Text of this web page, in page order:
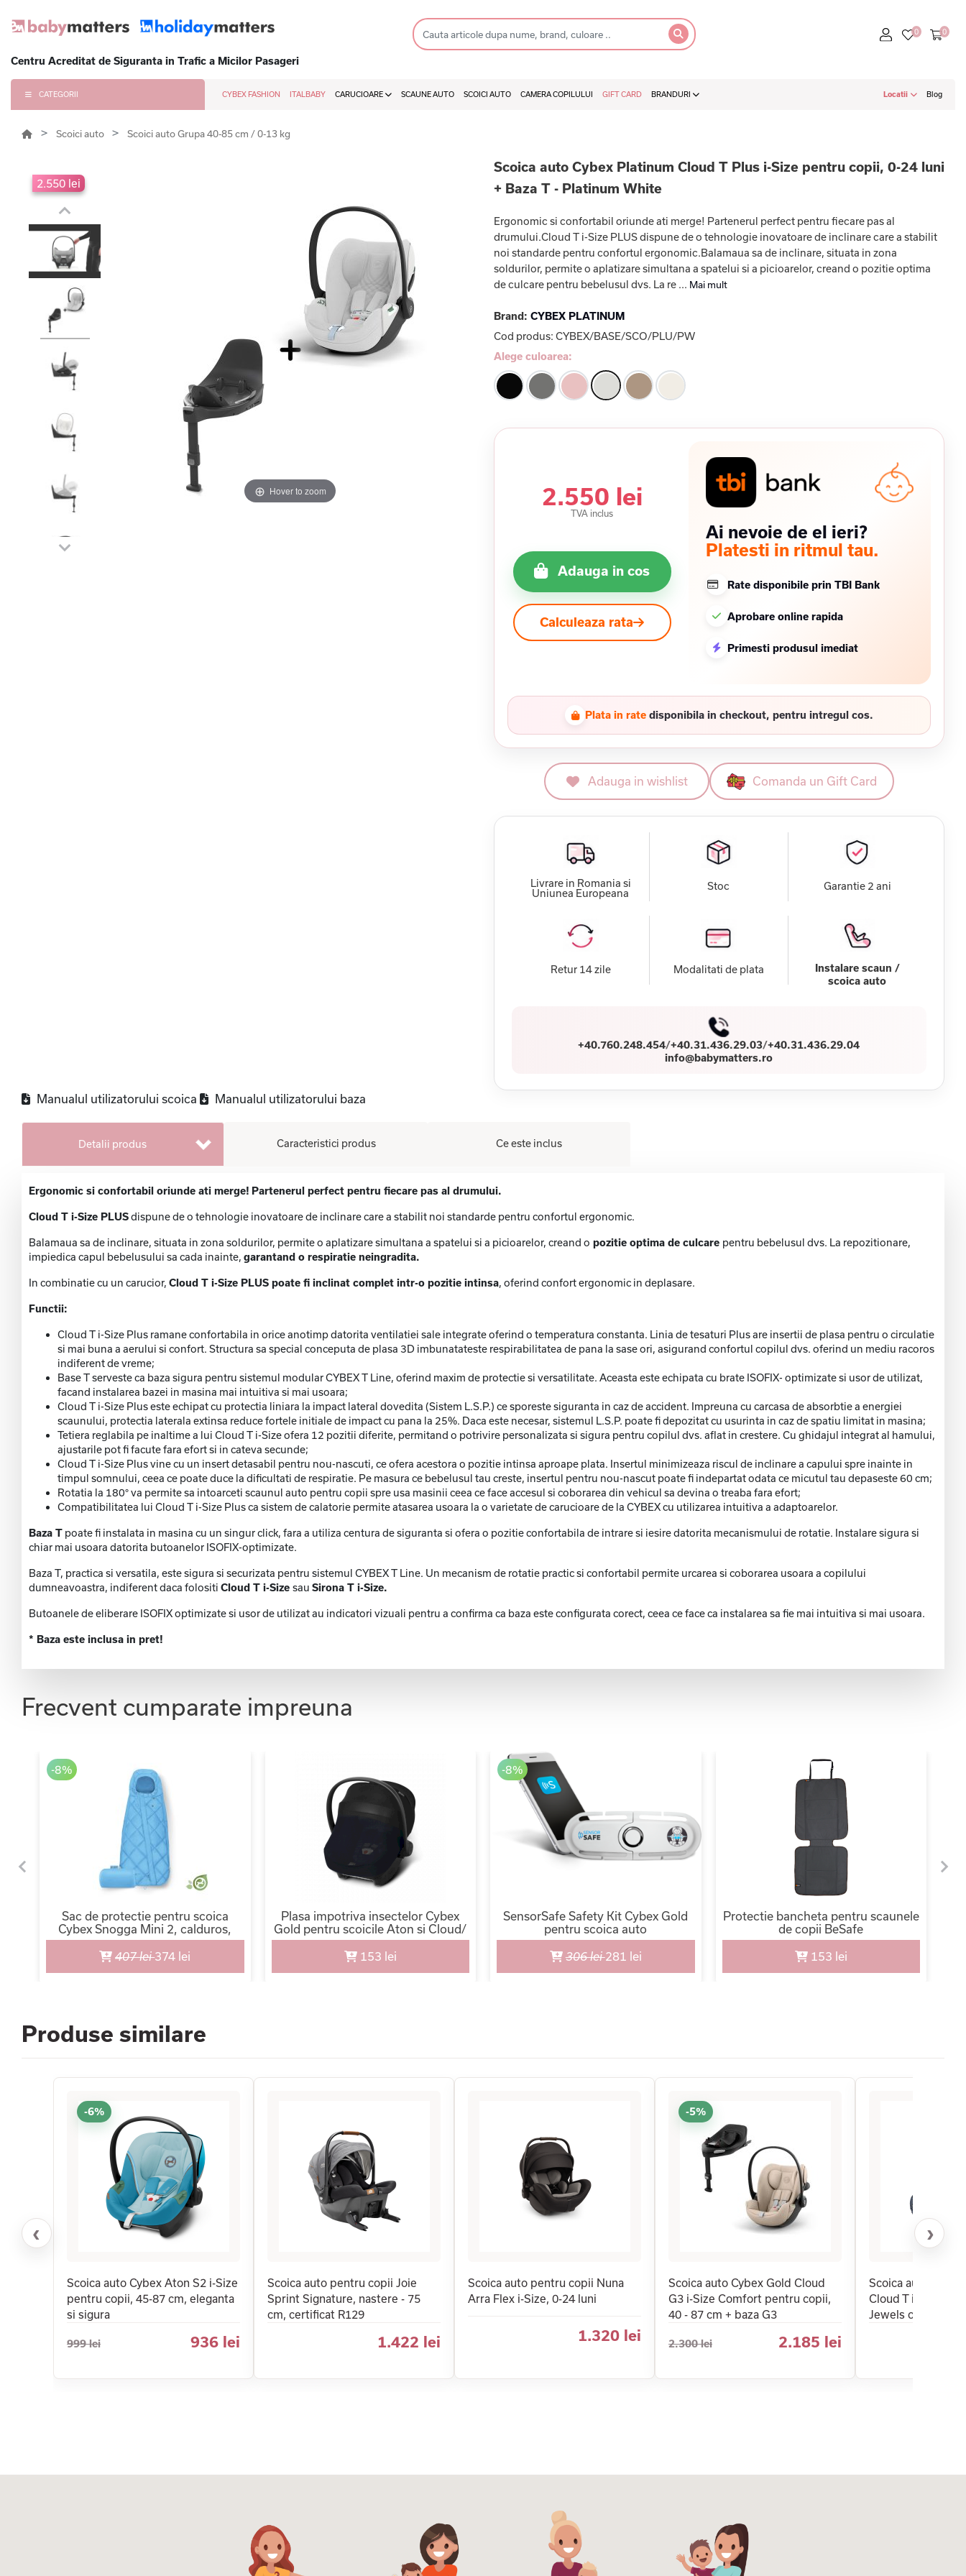
Centru Acreditat de Siguranta in Trafic a Micilor Pasageri
CATEGORII CYBEX FASHION ITALBABY CARUCIOARE SCAUNE AUTO SCOICI AUTO CAMERA COPILULUI GIFT CARD BRANDURI Locatii Blog
Scoici auto Scoici auto Grupa 40-85 cm / 0-13 kg
2.550 lei
Hover to zoom
Scoica auto Cybex Platinum Cloud T Plus i-Size pentru copii, 0-24 luni
+ Baza T - Platinum White
Ergonomic si confortabil oriunde ati merge! Partenerul perfect pentru fiecare pas al
drumului.Cloud T i-Size PLUS dispune de o tehnologie inovatoare de inclinare care a stabilit
noi standarde pentru confortul ergonomic.Balamaua sa de inclinare, situata in zona
soldurilor, permite o aplatizare simultana a spatelui si a picioarelor, creand o pozitie optima
de culcare pentru bebelusul dvs. La re ... Mai mult
Brand: CYBEX PLATINUM
Cod produs: CYBEX/BASE/SCO/PLU/PW
Alege culoarea:
2.550 lei
TVA inclus
Adauga in cos
Calculeaza rata
Ai nevoie de el ieri?
Platesti in ritmul tau.
Rate disponibile prin TBI Bank
Aprobare online rapida
Primesti produsul imediat
Plata in rate disponibila in checkout, pentru intregul cos.
Adauga in wishlist Comanda un Gift Card
Livrare in Romania si
Uniunea Europeana
Stoc Garantie 2 ani
Retur 14 zile Modalitati de plata
Instalare scaun /
scoica auto
+40.760.248.454/+40.31.436.29.03/+40.31.436.29.04
info@babymatters.ro
Manualul utilizatorului scoica Manualul utilizatorului baza
Detalii produs Caracteristici produs Ce este inclus
Ergonomic si confortabil oriunde ati merge! Partenerul perfect pentru fiecare pas al drumului.
Cloud T i-Size PLUSdispune de o tehnologie inovatoare de inclinare care a stabilit noi standarde pentru confortul ergonomic.
Balamaua sa de inclinare, situata in zona soldurilor, permite o aplatizare simultana a spatelui si a picioarelor, creand o pozitie optima de culcare pentru bebelusul dvs. La repozitionare,
impiedica capul bebelusului sa cada inainte, garantand o respiratie neingradita.
In combinatie cu un carucior, Cloud T i-Size PLUS poate fi inclinat complet intr-o pozitie intinsa, oferind confort ergonomic in deplasare.
Functii:
Cloud T i-Size Plus ramane confortabila in orice anotimp datorita ventilatiei sale integrate oferind o temperatura constanta. Linia de tesaturi Plus are insertii de plasa pentru o circulatie
si mai buna a aerului si confort. Structura sa special conceputa de plasa 3D imbunatateste respirabilitatea de pana la sase ori, asigurand confortul copilul dvs. oferind un mediu racoros
indiferent de vreme;
Base T serveste ca baza sigura pentru sistemul modular CYBEX T Line, oferind maxim de protectie si versatilitate. Aceasta este echipata cu brate ISOFIX- optimizate si usor de utilizat,
facand instalarea bazei in masina mai intuitiva si mai usoara;
Cloud T i-Size Plus este echipat cu protectia liniara la impact lateral dovedita (Sistem L.S.P.) ce sporeste siguranta in caz de accident. Impreuna cu carcasa de absorbtie a energiei
scaunului, protectia laterala extinsa reduce fortele initiale de impact cu pana la 25%. Daca este necesar, sistemul L.S.P. poate fi depozitat cu usurinta in caz de spatiu limitat in masina;
Tetiera reglabila pe inaltime a lui Cloud T i-Size ofera 12 pozitii diferite, permitand o potrivire personalizata si sigura pentru copilul dvs. aflat in crestere. Cu ghidajul integrat al hamului,
ajustarile pot fi facute fara efort si in cateva secunde;
Cloud T i-Size Plus vine cu un insert detasabil pentru nou-nascuti, ce ofera acestora o pozitie intinsa aproape plata. Insertul minimizeaza riscul de inclinare a capului spre inainte in
timpul somnului, ceea ce poate duce la dificultati de respiratie. Pe masura ce bebelusul tau creste, insertul pentru nou-nascut poate fi indepartat odata ce micutul tau depaseste 60 cm;
Rotatia la 180° va permite sa intoarceti scaunul auto pentru copii spre usa masinii ceea ce face accesul si coborarea din vehicul sa devina o treaba fara efort;
Compatibilitatea lui Cloud T i-Size Plus ca sistem de calatorie permite atasarea usoara la o varietate de carucioare de la CYBEX cu utilizarea intuitiva a adaptoarelor.
Baza T poate fi instalata in masina cu un singur click, fara a utiliza centura de siguranta si ofera o pozitie confortabila de intrare si iesire datorita mecanismului de rotatie. Instalare sigura si
chiar mai usoara datorita butoanelor ISOFIX-optimizate.
Baza T, practica si versatila, este sigura si securizata pentru sistemul CYBEX T Line. Un mecanism de rotatie practic si confortabil permite urcarea si coborarea usoara a copilului
dumneavoastra, indiferent daca folositi Cloud T i-Size sau Sirona T i-Size.
Butoanele de eliberare ISOFIX optimizate si usor de utilizat au indicatori vizuali pentru a confirma ca baza este configurata corect, ceea ce face ca instalarea sa fie mai intuitiva si mai usoara.
* Baza este inclusa in pret!
Frecvent cumparate impreuna
Sac de protectie pentru scoica
Cybex Snogga Mini 2, calduros,
universal
-8%
407 lei374 lei
Plasa impotriva insectelor Cybex
Gold pentru scoicile Aton si Cloud/
Black
153 lei
SensorSafe Safety Kit Cybex Gold
pentru scoica auto
-8%
306 lei281 lei
Protectie bancheta pentru scaunele
de copii BeSafe
153 lei
Produse similare
‹
-6%
Scoica auto Cybex Aton S2 i-Size
pentru copii, 45-87 cm, eleganta
si sigura
999 lei 936 lei
Scoica auto pentru copii Joie
Sprint Signature, nastere - 75
cm, certificat R129
1.422 lei
Scoica auto pentru copii Nuna
Arra Flex i-Size, 0-24 luni
1.320 lei
-5%
Scoica auto Cybex Gold Cloud
G3 i-Size Comfort pentru copii,
40 - 87 cm + baza G3
2.300 lei 2.185 lei
Scoica auto
Cloud T i-Size
Jewels of Nature,
›